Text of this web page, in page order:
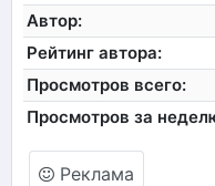
Автор:
Рейтинг автора:
Просмотров всего:
Просмотров за
Реклама